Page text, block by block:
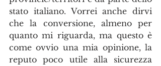
stato italiano. Vorrei anche dirvi
che la conversione, almeno per
quanto mi riguarda, ma questo è
come ovvio una mia opinione, la
reputo poco utile alla sicurezza